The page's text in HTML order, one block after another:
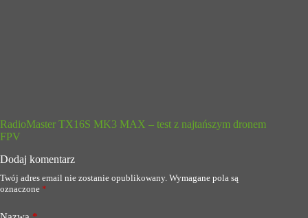
RadioMaster TX16S MK3 MAX – test z najtańszym dronem
FPV
Dodaj komentarz
Twój adres email nie zostanie opublikowany. Wymagane pola są
oznaczone *